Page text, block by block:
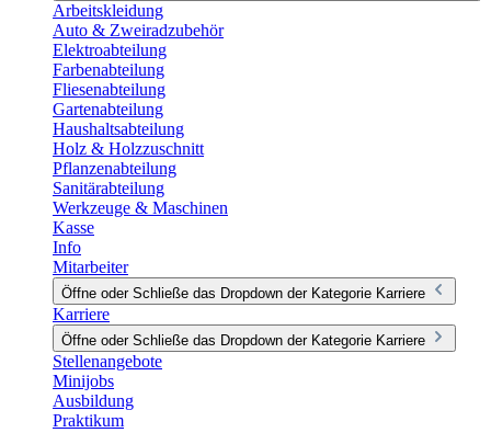
Arbeitskleidung
Auto & Zweiradzubehör
Elektroabteilung
Farbenabteilung
Fliesenabteilung
Gartenabteilung
Haushaltsabteilung
Holz & Holzzuschnitt
Pflanzenabteilung
Sanitärabteilung
Werkzeuge & Maschinen
Kasse
Info
Mitarbeiter
Öffne oder Schließe das Dropdown der Kategorie Karriere
Karriere
Öffne oder Schließe das Dropdown der Kategorie Karriere
Stellenangebote
Minijobs
Ausbildung
Praktikum